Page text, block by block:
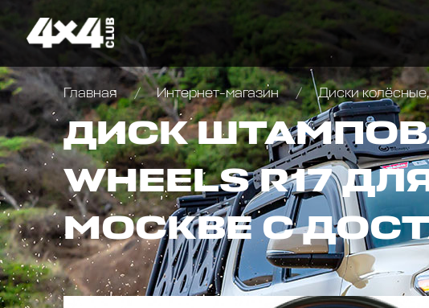
Главная Интернет-магазин Диски
ДИСК
WHEELS R17
МОСКВЕ С